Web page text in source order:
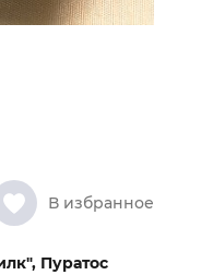
В избранное
Пуратос